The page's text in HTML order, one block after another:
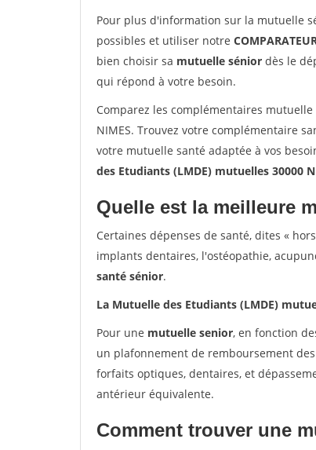
Pour plus d'information sur la mutuelle
possibles et utiliser notre
bien choisir sa mutuelle sénior dès le
qui répond à votre besoin.
Comparez les complémentaires
NIMES. Trouvez votre complémentaire
votre mutuelle santé adaptée à vos
des Etudiants (LMDE) mutuelles 30000
Quelle est la meilleure
Certaines dépenses de santé, dites «
implants dentaires, l'ostéopathie,
santé sénior.
La Mutuelle des Etudiants (LMDE)
Pour une mutuelle senior, en fonction
un plafonnement de remboursement
forfaits optiques, dentaires, et
antérieur équivalente.
Comment trouver une